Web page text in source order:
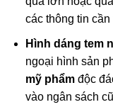
các thông tin cần
Hình dáng tem
ngoại hình sản
mỹ phẩmđộc
vào ngân sách